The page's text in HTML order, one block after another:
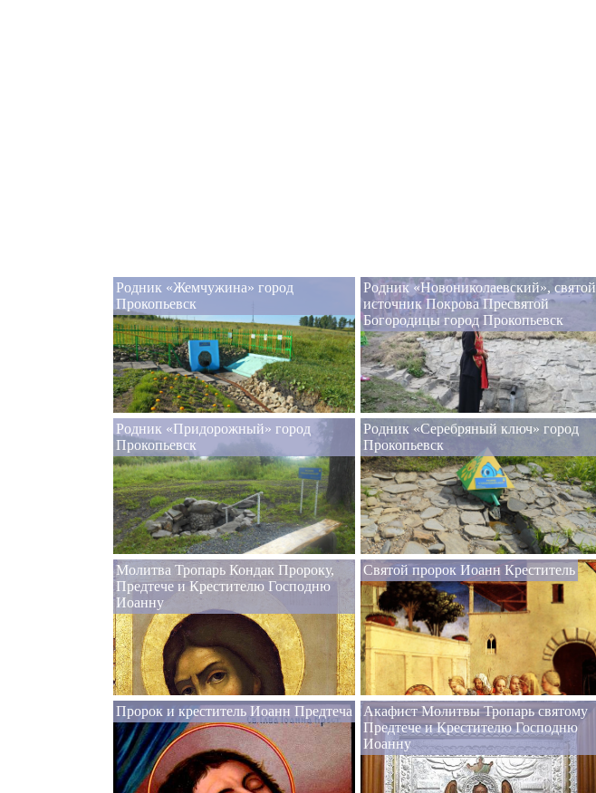
Родник «Жемчужина» город
Прокопьевск
Родник «Новониколаевский», святой
источник Покрова Пресвятой
Богородицы город Прокопьевск
Родник «Придорожный» город
Прокопьевск
Родник «Серебряный ключ» город
Прокопьевск
Молитва Тропарь Кондак Пророку,
Предтече и Крестителю Господню
Иоанну
Святой пророк Иоанн Креститель
Пророк и креститель Иоанн Предтеча
Акафист Молитвы Тропарь святому
Предтече и Крестителю Господню
Иоанну